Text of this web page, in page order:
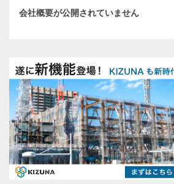
会社概要が公開されていません